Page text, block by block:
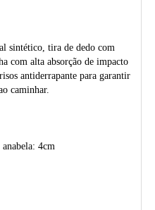
sintético, tira de dedo com
com alta absorção de impacto
antiderrapante para garantir
caminhar.
4cm